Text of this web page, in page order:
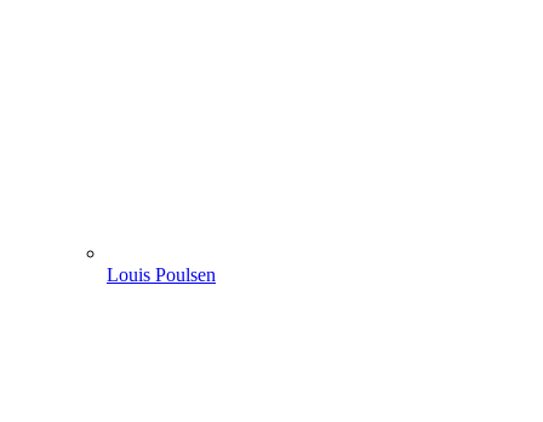
Louis Poulsen